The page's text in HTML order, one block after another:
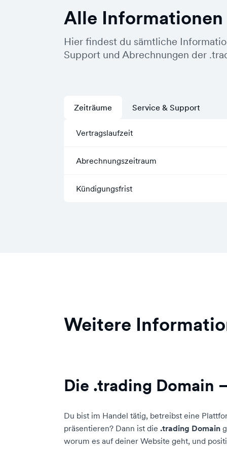
Alle Informationen
Hier findest du sämtliche
Support und Abrechnungen der
Zeiträume
Vertragslaufzeit
Abrechnungszeitraum
Kündigungsfrist
Service & Support
Weitere
Die .trading Domain
Du bist im Handel tätig, betreibst eine
präsentieren? Dann ist die .trading Domain
worum es auf deiner Website geht, und